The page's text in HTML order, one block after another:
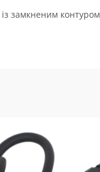
замкненим контуром